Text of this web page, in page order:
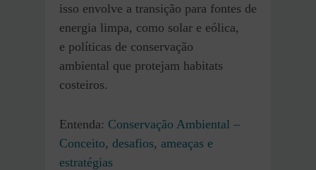
isso envolve a transição para fontes de
energia limpa, como solar e eólica,
e políticas de conservação
ambiental que protejam habitats
costeiros.
Entenda: Conservação Ambiental –
Conceito, desafios, ameaças e
estratégias